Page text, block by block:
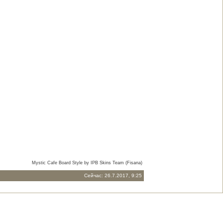
Mystic Cafe Board Style by IPB Skins Team (Fisana)
Сейчас: 26.7.2017, 9:25